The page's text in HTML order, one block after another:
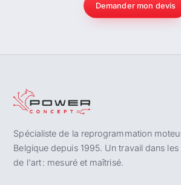
Demander mon devis
Spécialiste de la reprogrammation
Belgique depuis 1995. Un travail dans les
de l'art : mesuré et maîtrisé.